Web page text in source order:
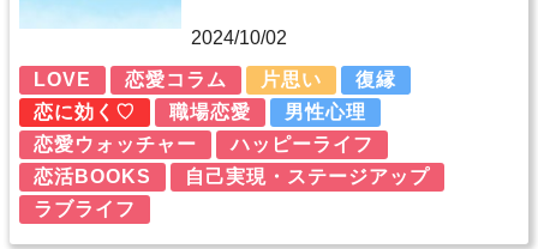
2024/10/02
LOVE 恋愛コラム 片思い
復縁
恋に効く♡
職場恋愛
男性心理
恋愛ウォッチャー
ハッピーライフ
恋活BOOKS
自己実現・ステージアップ
ラブライフ